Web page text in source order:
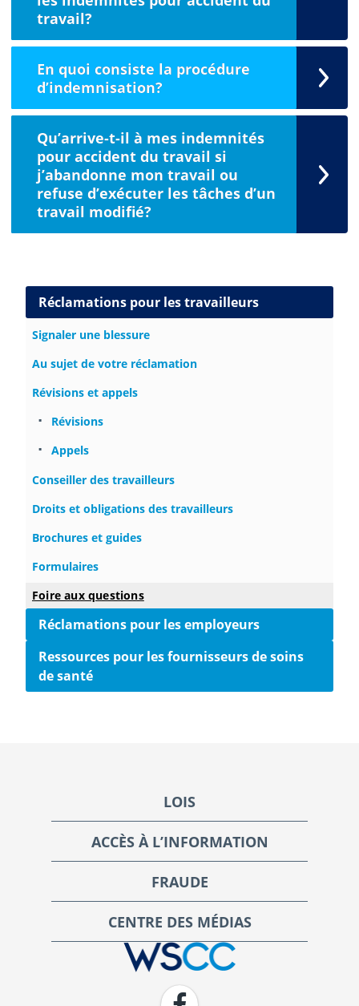
travail?
En quoi consiste la procédure
d’indemnisation?
Qu’arrive-t-il à mes indemnités
pour accident du travail si
j’abandonne mon travail ou
refuse d’exécuter les tâches d’un
travail modifié?
Side navigation
Réclamations pour les travailleurs
Signaler une blessure
Au sujet de votre réclamation
Révisions et appels
Révisions
Appels
Conseiller des travailleurs
Droits et obligations des travailleurs
Brochures et guides
Formulaires
Foire aux questions
Réclamations pour les employeurs
Ressources pour les fournisseurs de soins
de santé
LOIS
ACCÈS À L’INFORMATION
FRAUDE
CENTRE DES MÉDIAS
WSCC | Workers' Safety and Compensation Commission